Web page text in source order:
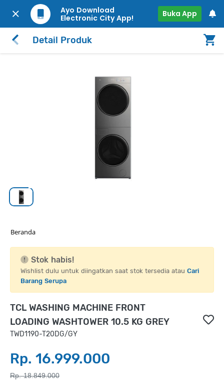
Ayo Download
Electronic City App!
Buka App
Detail Produk
Beranda
Stok habis!
Wishlist dulu untuk diingatkan saat stok tersedia atau Cari
Barang Serupa
TCL WASHING MACHINE FRONT
LOADING WASHTOWER 10.5 KG GREY
TWD1190-T20DG/GY
Rp. 16.999.000
Rp. 18.849.000